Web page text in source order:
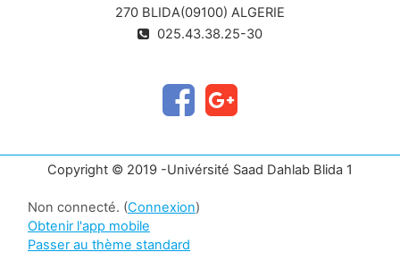
270 BLIDA(09100) ALGERIE
025.43.38.25-30
Copyright © 2019 -Univérsité Saad Dahlab Blida 1
Non connecté. (Connexion)
Obtenir l'app mobile
Passer au thème standard